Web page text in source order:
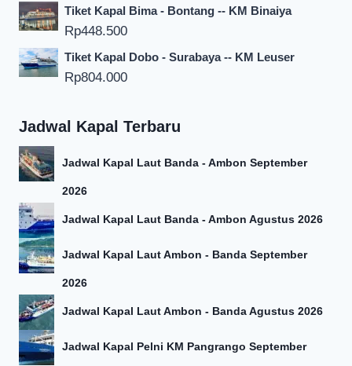
Tiket Kapal Bima - Bontang -- KM Binaiya
Rp448.500
Tiket Kapal Dobo - Surabaya -- KM Leuser
Rp804.000
Jadwal Kapal Terbaru
Jadwal Kapal Laut Banda - Ambon September
2026
Jadwal Kapal Laut Banda - Ambon Agustus 2026
Jadwal Kapal Laut Ambon - Banda September
2026
Jadwal Kapal Laut Ambon - Banda Agustus 2026
Jadwal Kapal Pelni KM Pangrango September